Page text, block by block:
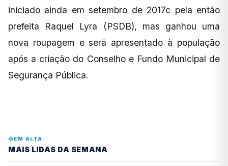
iniciado ainda em setembro de 2017c pela então
prefeita Raquel Lyra (PSDB), mas ganhou uma
nova roupagem e será apresentado à população
após a criação do Conselho e Fundo Municipal de
Segurança Pública.
EM ALTA
MAIS LIDAS DA SEMANA